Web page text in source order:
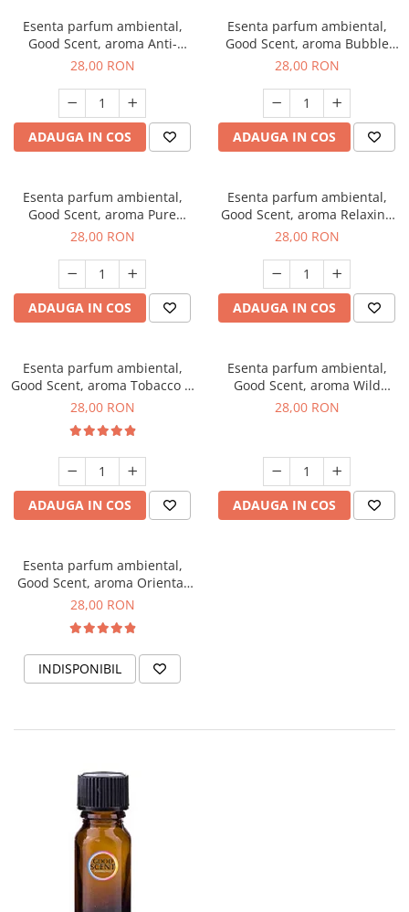
Esenta parfum ambiental,
Good Scent, aroma Anti-
Tobacco, 20 g
28,00 RON
ADAUGA IN COS
Esenta parfum ambiental,
Good Scent, aroma Bubble
Gum, 20 g
28,00 RON
ADAUGA IN COS
Esenta parfum ambiental,
Good Scent, aroma Pure
White Musc, 20 g
28,00 RON
ADAUGA IN COS
Esenta parfum ambiental,
Good Scent, aroma Relaxing
Lavender, 20 g
28,00 RON
ADAUGA IN COS
Esenta parfum ambiental,
Good Scent, aroma Tobacco &
Vanilla, 20 g
28,00 RON
ADAUGA IN COS
Esenta parfum ambiental,
Good Scent, aroma Wild
Sailor, 20 g
28,00 RON
ADAUGA IN COS
Esenta parfum ambiental,
Good Scent, aroma Oriental
Amber, 20 g
28,00 RON
INDISPONIBIL